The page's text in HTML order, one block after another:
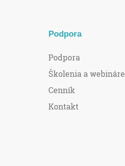
Podpora
Podpora
Školenia a webináre
Cenník
Kontakt